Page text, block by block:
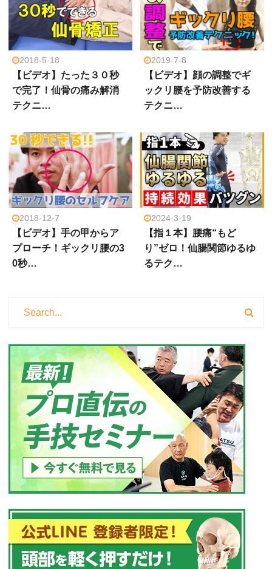
2018-5-18
【ビデオ】たった３０秒
で完了！仙骨の痛み解消
テクニ…
2019-7-8
【ビデオ】顔の調整でギ
ックリ腰を予防改善する
テクニ…
2018-12-7
【ビデオ】手の甲からア
プローチ！ギックリ腰の3
0秒…
2024-3-19
【指１本】腰痛“もど
り”ゼロ！仙腸関節ゆるゆ
るテク…